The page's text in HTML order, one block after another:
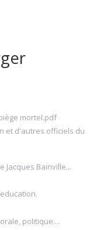
mortel.pdf
et d'autres officiels du
Jacques Bainville...
politique....